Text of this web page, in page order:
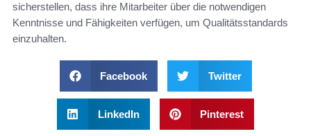
sicherstellen, dass ihre Mitarbeiter über die notwendigen
Kenntnisse und Fähigkeiten verfügen, um Qualitätsstandards
einzuhalten.
Facebook Twitter
LinkedIn Pinterest